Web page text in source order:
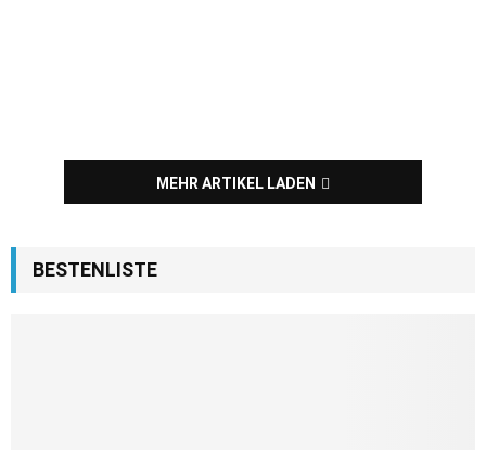
MEHR ARTIKEL LADEN
BESTENLISTE